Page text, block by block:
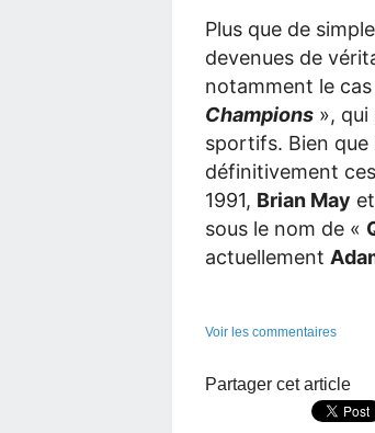
Plus que de
devenues de
notamment le cas
Champions », qui
sportifs. Bien que
définitivement
1991, Brian May et
sous le nom de «
actuellement
Voir les commentaires
Partager cet article